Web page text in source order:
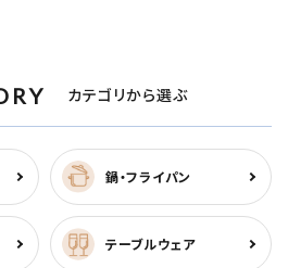
カテゴリから選ぶ
鍋・フライパン
テーブルウェア